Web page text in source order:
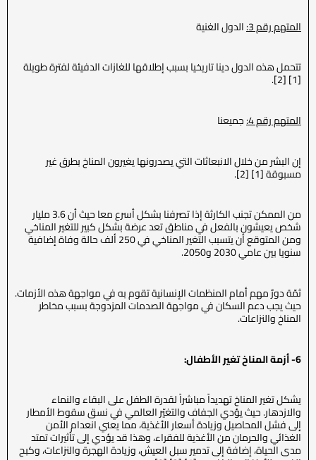
المتهم رقم 3: الدول الغنية
تتحمل هذه الدول دينا تاريخيا بسبب إطلاقها للغازات الدفيئة لفترة طويلة
[1] [2].
المتهم رقم 4: جميعنا
إن البشر من خلال الانبعاثات التي يصدرونها يغيرون المناخ بطرق غير
مسبوقة [1] [2].
من الممكن تجنب الكارثة إذا تصرفنا بشكل أسرع معا حيث أن 3.6 مليار
شخص يعيشون بالفعل في مناطق تعد عرضة بشكل كبير للتغير المناخي
ومن المتوقع أن يتسبب التغير المناخي في 250 ألف حالة وفاة إضافية
سنويا بين عامي 2030 و2050.
ثمّة دورٌ مهم أمام المنظمات الإنسانية تقوم به في مواجهة هذه الأزمات.
حيث يجب دعم السكان في مواجهة الصدمات المزدوجة بسبب مخاطر
المناخ والنزاعات.
6- أزمة المناخ تغير الأطفال:
يشكل تغير المناخ تهديداً مباشراً لقدرة الطفل على البقاء والنماء
والازدهار. حيث يؤدي الجفاف والتغيّر العالمي في نسق سقوط الأمطار
إلى فشل المحاصيل وزيادة أسعار الأغذية، مما يعني انعدام الأمن
الغذائي والحرمان من الأغذية للفقراء، وهذا قد يؤدي إلى تأثيرات تمتد
مدى الحياة، إضافة إلى تدمير سبل العيش، وزيادة الهجرة والنزاعات، وكبح